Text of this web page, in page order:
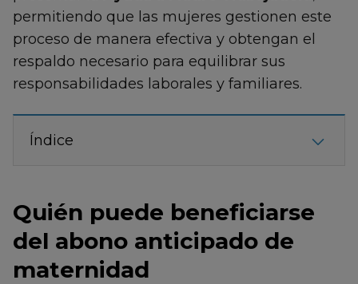
permitiendo que las mujeres gestionen este
proceso de manera efectiva y obtengan el
respaldo necesario para equilibrar sus
responsabilidades laborales y familiares.
Índice
Quién puede beneficiarse
del abono anticipado de
maternidad